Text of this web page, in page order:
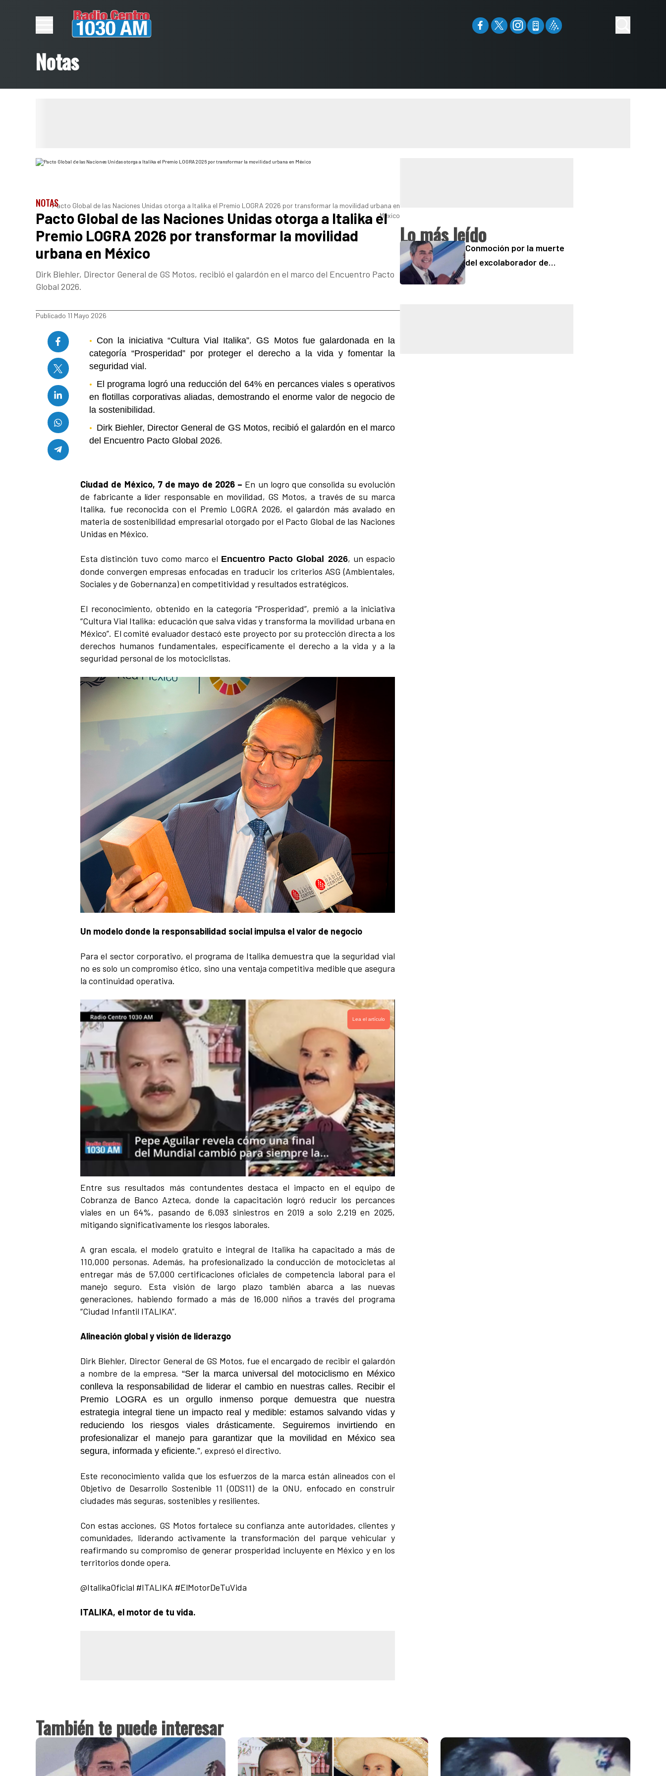
Notas
Pacto Global de las Naciones Unidas otorga a Italika el Premio LOGRA 2026 por transformar la movilidad urbana en
México
NOTAS
Pacto Global de las Naciones Unidas otorga a Italika el
Premio LOGRA 2026 por transformar la movilidad
urbana en México
Dirk Biehler, Director General de GS Motos, recibió el galardón en el marco del Encuentro Pacto
Global 2026.
Publicado 11 Mayo 2026
Con la iniciativa “Cultura Vial Italika”, GS Motos fue galardonada en la
categoría “Prosperidad” por proteger el derecho a la vida y fomentar la
seguridad vial.
El programa logró una reducción del 64% en percances viales s operativos
en flotillas corporativas aliadas, demostrando el enorme valor de negocio de
la sostenibilidad.
Dirk Biehler, Director General de GS Motos, recibió el galardón en el marco
del Encuentro Pacto Global 2026.
Ciudad de México, 7 de mayo de 2026– En un logro que consolida su evolución
de fabricante a líder responsable en movilidad, GS Motos, a través de su marca
Italika, fue reconocida con el Premio LOGRA 2026, el galardón más avalado en
materia de sostenibilidad empresarial otorgado por el Pacto Global de las Naciones
Unidas en México.
Esta distinción tuvo como marco el Encuentro Pacto Global 2026, un espacio
donde convergen empresas enfocadas en traducir los criterios ASG (Ambientales,
Sociales y de Gobernanza) en competitividad y resultados estratégicos.
El reconocimiento, obtenido en la categoría “Prosperidad”, premió a la iniciativa
“Cultura Vial Italika: educación que salva vidas y transforma la movilidad urbana en
México”. El comité evaluador destacó este proyecto por su protección directa a los
derechos humanos fundamentales, específicamente el derecho a la vida y a la
seguridad personal de los motociclistas.
Un modelo donde la responsabilidad social impulsa el valor de negocio
Para el sector corporativo, el programa de Italika demuestra que la seguridad vial
no es solo un compromiso ético, sino una ventaja competitiva medible que asegura
la continuidad operativa.
Lea el artículo
Entre sus resultados más contundentes destaca el impacto en el equipo de
Cobranza de Banco Azteca, donde la capacitación logró reducir los percances
viales en un 64%, pasando de 6,093 siniestros en 2019 a solo 2,219 en 2025,
mitigando significativamente los riesgos laborales.
A gran escala, el modelo gratuito e integral de Italika ha capacitado a más de
110,000 personas. Además, ha profesionalizado la conducción de motocicletas al
entregar más de 57,000 certificaciones oficiales de competencia laboral para el
manejo seguro. Esta visión de largo plazo también abarca a las nuevas
generaciones, habiendo formado a más de 16,000 niños a través del programa
“Ciudad Infantil ITALIKA”.
Alineación global y visión de liderazgo
Dirk Biehler, Director General de GS Motos, fue el encargado de recibir el galardón
a nombre de la empresa.“Ser la marca universal del motociclismo en México
conlleva la responsabilidad de liderar el cambio en nuestras calles. Recibir el
Premio LOGRA es un orgullo inmenso porque demuestra que nuestra
estrategia integral tiene un impacto real y medible: estamos salvando vidas y
reduciendo los riesgos viales drásticamente. Seguiremos invirtiendo en
profesionalizar el manejo para garantizar que la movilidad en México sea
segura, informada y eficiente.”, expresó el directivo.
Este reconocimiento valida que los esfuerzos de la marca están alineados con el
Objetivo de Desarrollo Sostenible 11 (ODS11) de la ONU, enfocado en construir
ciudades más seguras, sostenibles y resilientes.
Con estas acciones, GS Motos fortalece su confianza ante autoridades, clientes y
comunidades, liderando activamente la transformación del parque vehicular y
reafirmando su compromiso de generar prosperidad incluyente en México y en los
territorios donde opera.
@ItalikaOficial #ITALIKA #ElMotorDeTuVida
ITALIKA, el motor de tu vida.
Lo más leído
Conmoción por la muerte
del excolaborador de
También te puede interesar